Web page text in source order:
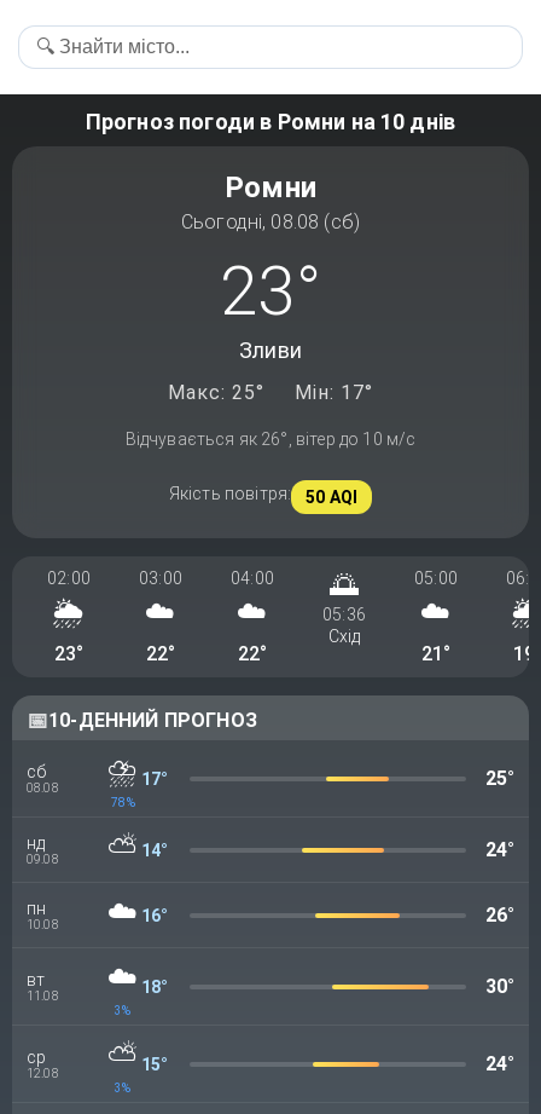
Прогноз погоди в Ромни на 10 днів
Ромни
Сьогодні, 08.08 (сб)
23°
Зливи
Макс: 25° Мін: 17°
Відчувається як 26°, вітер до 10 м/с
Якість повітря: 50 AQI
02:00
🌦️
23°
03:00
☁️
22°
04:00
☁️
22°
🌅
05:36
Схід
05:00
☁️
21°
📅10-ДЕННИЙ ПРОГНОЗ
сб
08.08
⛈️
78%
17° 25°
нд
09.08 ⛅ 14° 24°
пн
10.08 ☁️ 16° 26°
вт
11.08
☁️
3%
18° 30°
ср
12.08
⛅
3%
15° 24°